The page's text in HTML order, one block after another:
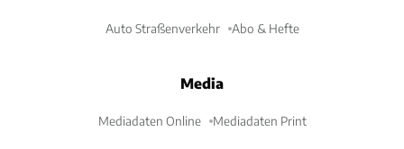
Auto Straßenverkehr Abo & Hefte
Media
Mediadaten Online Mediadaten Print